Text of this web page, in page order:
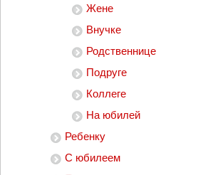
Жене
Внучке
Родственнице
Подруге
Коллеге
На юбилей
Ребенку
С юбилеем